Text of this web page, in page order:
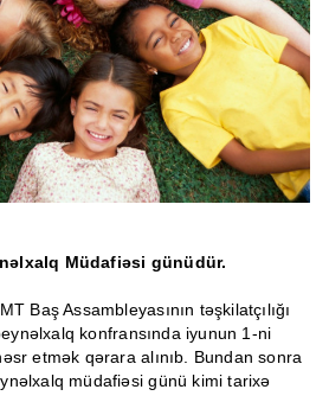
Müdafiəsi günüdür.
Baş Assambleyasının təşkilatçılığı
konfransında iyunun 1-ni
etmək qərara alınıb. Bundan sonra
müdafiəsi günü kimi tarixə